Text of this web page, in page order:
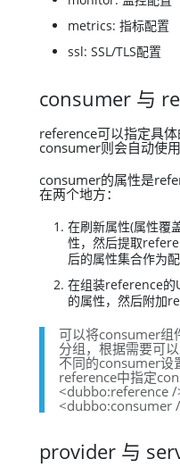
metrics: 指标配置
ssl: SSL/TLS配置
consumer 与
reference可以指定具
consumer则会自动使
consumer的属性是
在两个地方：
在刷新属性(属性覆
性，然后提取
后的属性集合作为配
在组装reference的
的属性，然后附加
可以将consumer组
分组，根据需要可
不同的consumer设
reference中指定
<dubbo:reference /
<dubbo:consumer /
provider 与